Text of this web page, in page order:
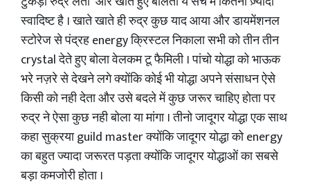
स्वादिष्ट है । खाते खाते ही रुद्र कुछ याद आया और डायमेंशनल
स्टोरेज से पंद्रह energy क्रिस्टल निकाला सभी को तीन तीन
crystal देते हुए बोला वेलकम टू फैमिली । पांचो योद्धा को भाऊक
भरे नज़रे से देखने लगे क्योंकि कोई भी योद्धा अपने संसाधन ऐसे
किसी को नही देता और उसे बदले में कुछ जरूर चाहिए होता पर
रुद्र ने ऐसा कुछ नही बोला या मांगा । तीनो जादूगर योद्धा एक साथ
कहा सुक्रया guild master क्योंकि जादूगर योद्धा को energy
का बहुत ज्यादा जरूरत पड़ता क्योंकि जादूगर योद्धाओं का सबसे
बड़ा कमजोरी होता ।